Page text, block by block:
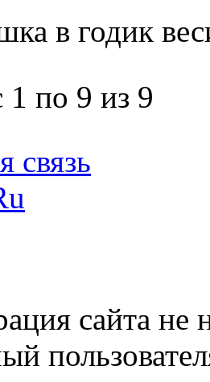
в годик
1 по 9 из 9
связь
сайта не